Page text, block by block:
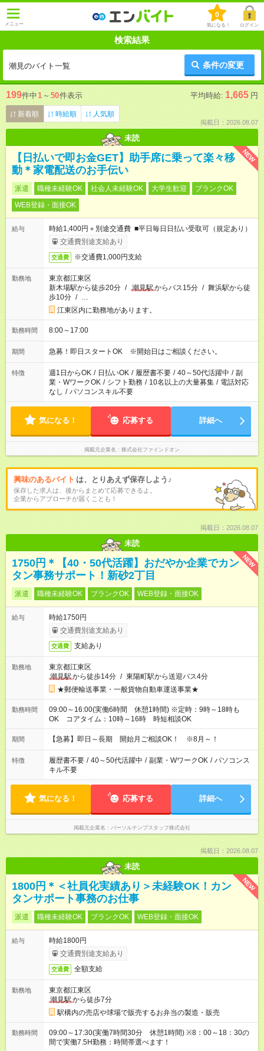
メニュー
0
気になる！ ログイン
検索結果
潮見のバイト一覧 条件の変更
199件中1 ～ 50件表示 平均時給: 1,665 円
新着順 時給順 人気順
掲載日：2026.08.07
未読
NEW
【日払いで即お金GET】助手席に乗って楽々移
動＊家電配送のお手伝い
派遣 職種未経験OK 社会人未経験OK 大学生歓迎
ブランクOK
WEB登録・面接OK
給与
時給1,400円＋別途交通費 ■平日毎日日払い受取可（規定あり）
交通費別途支給あり
交通費 ※交通費1,000円支給
勤務地
東京都江東区
新木場駅から徒歩20分 / 潮見駅からバス15分 / 舞浜駅から徒
歩10分 / …
江東区内に勤務地があります。
勤務時間 8:00～17:00
期間 急募！即日スタートOK ※開始日はご相談ください。
特徴 週1日からOK / 日払いOK / 履歴書不要 / 40～50代活躍中 / 副
業・WワークOK / シフト勤務 / 10名以上の大量募集 / 電話対応
なし / パソコンスキル不要
気になる！ 応募する 詳細へ
掲載元企業名 株式会社ファインドオン
興味のあるバイト は、とりあえず保存しよう♪
保存した求人は、後からまとめて応募できるよ。
企業からアプローチが届くことも！
掲載日：2026.08.07
未読
NEW
1750円＊【40・50代活躍】おだやか企業でカン
タン事務サポート！新砂2丁目
派遣 職種未経験OK ブランクOK WEB登録・面接OK
給与
時給1750円
交通費別途支給あり
交通費 支給あり
勤務地
東京都江東区
潮見駅から徒歩14分 / 東陽町駅から送迎バス4分
★郵便輸送事業・一般貨物自動車運送事業★
勤務時間
09:00～16:00(実働6時間 休憩1時間) ※定時：9時～18時も
OK コアタイム：10時～16時 時短相談OK
期間 【急募】即日～長期 開始月ご相談OK！ ※8月～！
特徴 履歴書不要 / 40～50代活躍中 / 副業・WワークOK / パソコンス
キル不要
気になる！ 応募する 詳細へ
掲載元企業名 パーソルテンプスタッフ株式会社
掲載日：2026.08.07
未読
NEW
1800円＊＜社員化実績あり＞未経験OK！カン
タンサポート事務のお仕事
派遣 職種未経験OK ブランクOK WEB登録・面接OK
給与
時給1800円
交通費別途支給あり
交通費 全額支給
勤務地
東京都江東区
潮見駅から徒歩7分
駅構内の売店や球場で販売するお弁当の製造・販売
勤務時間
09:00～17:30(実働7時間30分 休憩1時間) ※8：00～18：30の
間で実働7.5H勤務：時間帯選べます！